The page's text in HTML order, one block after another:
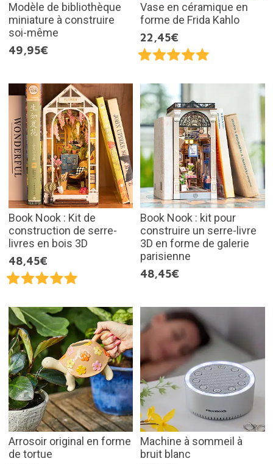
Modèle de bibliothèque
miniature à construire
soi-même
49,95€
Vase en céramique en
forme de Frida Kahlo
22,45€
Book Nook : Kit de
construction de serre-
livres en bois 3D
48,45€
Book Nook : kit pour
construire un serre-livre
3D en forme de galerie
parisienne
48,45€
Arrosoir original en forme
de tortue
Machine à sommeil à
bruit blanc